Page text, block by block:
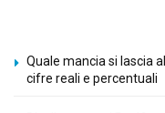
Quale mancia si lascia
cifre reali e percentuali